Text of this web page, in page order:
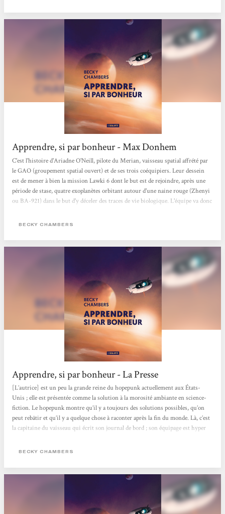
Apprendre, si par bonheur - Max Donhem
C'est l'histoire d'Ariadne O'Neill, pilote du Merian, vaisseau spatial affrété par
le GAO (groupement spatial ouvert) et de ses trois coéquipiers. Leur dessein
est de mener à bien la mission Lawki 6 dont le but est de rejoindre, après une
période de stase, quatre exoplanètes orbitant autour d'une naine rouge (Zhenyi
ou BA-921) dans le but d'y déceler des traces de vie biologique. L'équipe va donc
forte gravité, Opéra, une planète océanique presque entièrement dépourvue de
BECKY CHAMBERS
Apprendre, si par bonheur - La Presse
[L’autrice] est un peu la grande reine du hopepunk actuellement aux États-
Unis ; elle est présentée comme la solution à la morosité ambiante en science-
fiction. Le hopepunk montre qu’il y a toujours des solutions possibles, qu’on
peut rebâtir et qu’il y a quelque chose à raconter après la fin du monde. Là, c’est
la capitaine du vaisseau qui écrit son journal de bord ; son équipage est hyper
ont une mission d’observation, donc, au lieu d’aller coloniser, transformer
BECKY CHAMBERS